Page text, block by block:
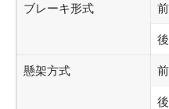
ブレーキ形式 前
後
懸架方式 前
後